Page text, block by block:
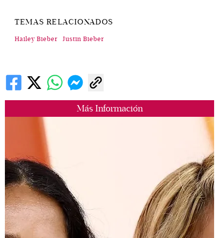
Más Información
TEMAS RELACIONADOS
Hailey Bieber Justin Bieber